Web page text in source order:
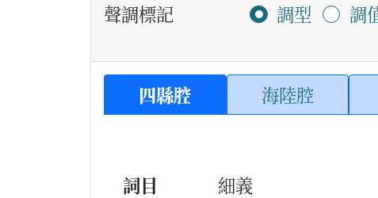
聲調標記 調型 調
四縣腔 海陸腔
詞目
細義